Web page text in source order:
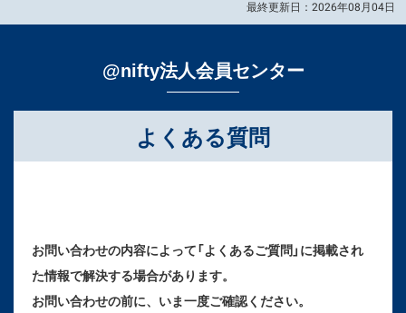
最終更新日：2026年08月04日
@nifty法人会員センター
よくある質問
お問い合わせの内容によって「よくあるご質問」に掲載され
た情報で解決する場合があります。
お問い合わせの前に、いま一度ご確認ください。